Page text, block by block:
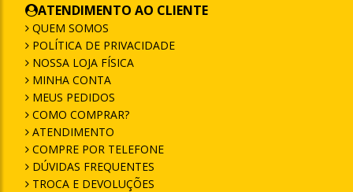
ATENDIMENTO AO CLIENTE
QUEM SOMOS
POLÍTICA DE PRIVACIDADE
NOSSA LOJA FÍSICA
MINHA CONTA
MEUS PEDIDOS
COMO COMPRAR?
ATENDIMENTO
COMPRE POR TELEFONE
DÚVIDAS FREQUENTES
TROCA E DEVOLUÇÕES